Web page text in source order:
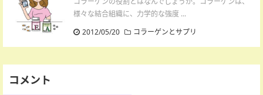
様々な結合組織に、力学的な強度 ...
2012/05/20
コラーゲンとサプリ
コメント